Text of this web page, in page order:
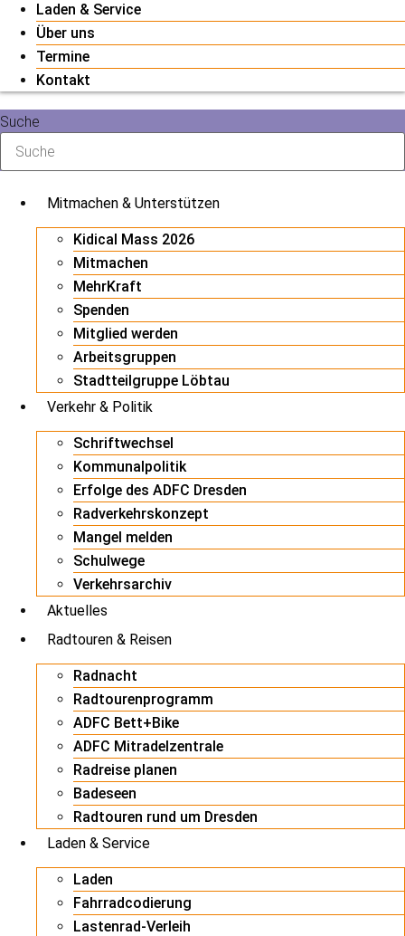
Laden & Service
Über uns
Termine
Kontakt
Suche
Mitmachen & Unterstützen
Kidical Mass 2026
Mitmachen
MehrKraft
Spenden
Mitglied werden
Arbeitsgruppen
Stadtteilgruppe Löbtau
Verkehr & Politik
Schriftwechsel
Kommunalpolitik
Erfolge des ADFC Dresden
Radverkehrskonzept
Mangel melden
Schulwege
Verkehrsarchiv
Aktuelles
Radtouren & Reisen
Radnacht
Radtourenprogramm
ADFC Bett+Bike
ADFC Mitradelzentrale
Radreise planen
Badeseen
Radtouren rund um Dresden
Laden & Service
Laden
Fahrradcodierung
Lastenrad-Verleih